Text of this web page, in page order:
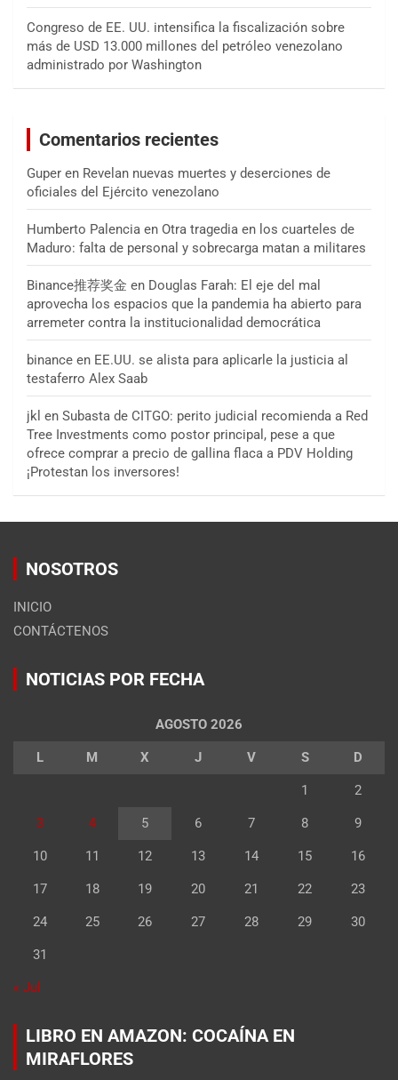
Congreso de EE. UU. intensifica la fiscalización sobre
más de USD 13.000 millones del petróleo venezolano
administrado por Washington
Comentarios recientes
Guper en Revelan nuevas muertes y deserciones de
oficiales del Ejército venezolano
Humberto Palencia en Otra tragedia en los cuarteles de
Maduro: falta de personal y sobrecarga matan a militares
Binance推荐奖金 en Douglas Farah: El eje del mal
aprovecha los espacios que la pandemia ha abierto para
arremeter contra la institucionalidad democrática
binance en EE.UU. se alista para aplicarle la justicia al
testaferro Alex Saab
jkl en Subasta de CITGO: perito judicial recomienda a Red
Tree Investments como postor principal, pese a que
ofrece comprar a precio de gallina flaca a PDV Holding
¡Protestan los inversores!
NOSOTROS
INICIO
CONTÁCTENOS
NOTICIAS POR FECHA
AGOSTO 2026
L M X J V S D
1 2
3 4 5 6 7 8 9
10 11 12 13 14 15 16
17 18 19 20 21 22 23
24 25 26 27 28 29 30
31
« Jul
LIBRO EN AMAZON: COCAÍNA EN
MIRAFLORES